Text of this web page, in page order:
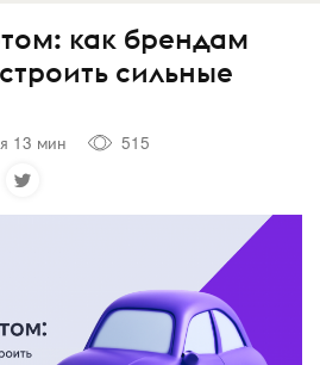
как брендам
сильные
13 мин
515